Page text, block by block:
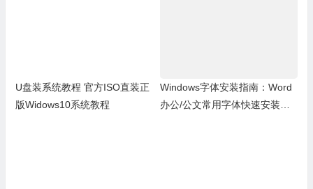
U盘装系统教程 官方ISO直装正
版Widows10系统教程
Windows字体安装指南：Word
办公/公文常用字体快速安装教